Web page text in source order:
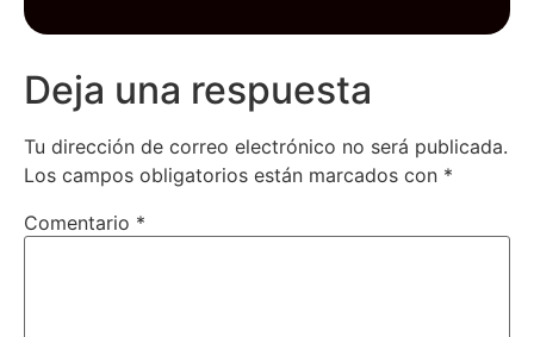
Deja una respuesta
Tu dirección de correo electrónico no será publicada.
Los campos obligatorios están marcados con *
Comentario *